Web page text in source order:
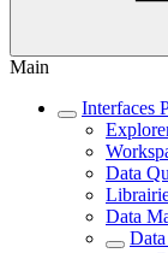
Main
Interfaces
Data
Data